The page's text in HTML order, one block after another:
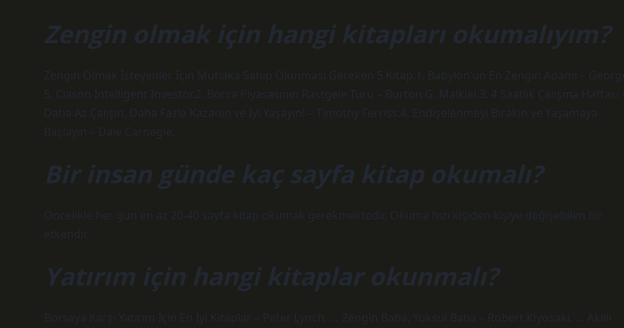
Zengin olmak için hangi kitapları okumalıyım?
Zengin Olmak İsteyenler İçin Mutlaka Sahip Olunması Gereken 5 Kitap.1. Babylon’un En Zengin Adamı –
S. Clason Intelligent Investor.2. Borsa Piyasasının Rastgele Turu – Burton G. Malkiel.3. 4 Saatlik Çalışma Haftası
Daha Az Çalışın, Daha Fazla Kazanın ve İyi Yaşayın! – Timothy Ferriss.4. Endişelenmeyi Bırakın ve Yaşamaya
Başlayın – Dale Carnegie.
Bir insan günde kaç sayfa kitap okumalı?
Öncelikle her gün en az 20-40 sayfa kitap okumak gerekmektedir. Okuma hızı kişiden kişiye değişebilen bir
etkendir.
Yatırım için hangi kitaplar okunmalı?
Borsaya Karşı Yatırım İçin En İyi Kitaplar – Peter Lynch. … Zengin Baba, Yoksul Baba – Robert Kiyosaki. … Akıllı